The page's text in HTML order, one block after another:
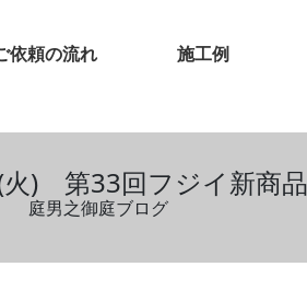
依頼の流れ 施工例
) 第33回フジイ新商
庭男之御庭ブログ